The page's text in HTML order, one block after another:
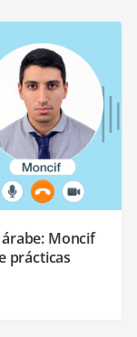
árabe: Moncif
prácticas